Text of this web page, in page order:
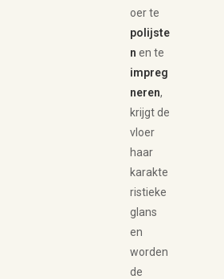
oer te
polijste
n en te
impreg
neren,
krijgt de
vloer
haar
karakte
ristieke
glans
en
worden
de